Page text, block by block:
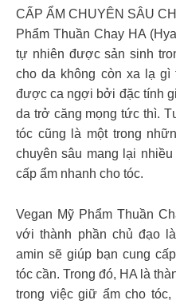
CẤP ẨM CHUYÊN SÂU
Phẩm Thuần Chay HA
tự nhiên được sản sinh
cho da không còn xa lạ gì
được ca ngợi bởi đặc tính
da trở căng mọng tức thì.
tóc cũng là một trong
chuyên sâu mang lại
cấp ẩm nhanh cho tóc.
Vegan Mỹ Phẩm Thuần
với thành phần chủ đạo
amin sẽ giúp bạn cung
tóc cần. Trong đó, HA là
trong việc giữ ẩm cho